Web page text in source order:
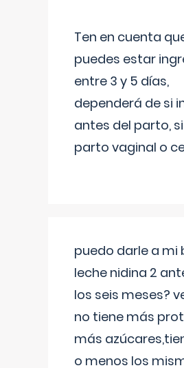
Ten en cuenta
puedes estar
entre 3 y 5 días,
dependerá de si
antes del parto,
parto vaginal o
puedo darle a mi
leche nidina 2
los seis meses?
no tiene más
más
o menos los